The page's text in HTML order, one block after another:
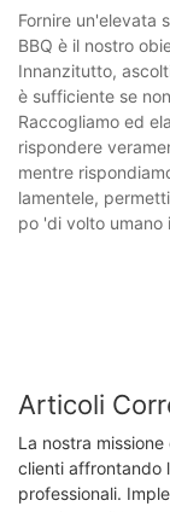
Fornire un'elevata
BBQ è il nostro
Innanzitutto,
è sufficiente se
Raccogliamo ed
rispondere
mentre
lamentele,
po 'di volto umano
Articoli
La nostra
clienti affrontando
professionali.